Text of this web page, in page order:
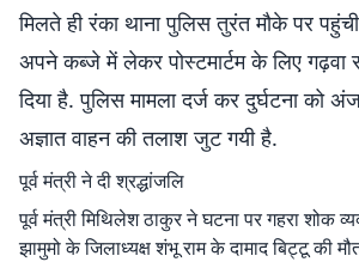
मिलते ही रंका थाना पुलिस तुरंत मौके पर
अपने कब्जे में लेकर पोस्टमार्टम के लिए
दिया है. पुलिस मामला दर्ज कर दुर्घटना को
अज्ञात वाहन की तलाश जुट गयी है.
पूर्व मंत्री ने दी श्रद्धांजलि
पूर्व मंत्री मिथिलेश ठाकुर ने घटना पर गहरा शोक
झामुमो के जिलाध्यक्ष शंभू राम के दामाद बिट्टू की